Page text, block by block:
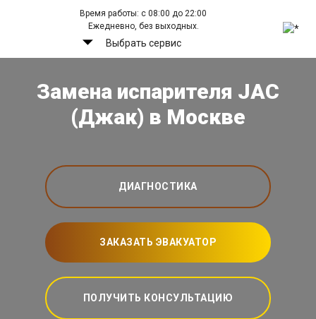
Время работы: с 08:00 до 22:00
Ежедневно, без выходных.
Выбрать сервис
Замена испарителя JAC
(Джак) в Москве
ДИАГНОСТИКА
ЗАКАЗАТЬ ЭВАКУАТОР
ПОЛУЧИТЬ КОНСУЛЬТАЦИЮ